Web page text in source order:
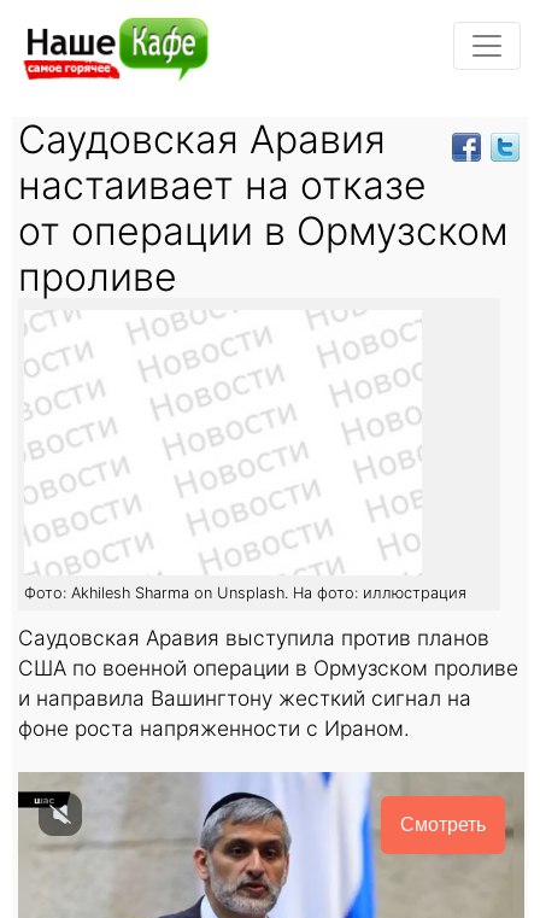
Саудовская Аравия
настаивает на отказе
от операции в Ормузском
проливе
Фото: Akhilesh Sharma on Unsplash. На фото: иллюстрация
Саудовская Аравия выступила против планов
США по военной операции в Ормузском проливе
и направила Вашингтону жесткий сигнал на
фоне роста напряженности с Ираном.
Смотреть